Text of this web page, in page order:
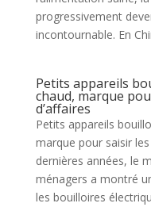
progressivement
incontournable. En
Petits appareils
chaud, marque
d’affaires
Petits appareils
marque pour saisir
dernières années, le
ménagers a montré
les bouilloires